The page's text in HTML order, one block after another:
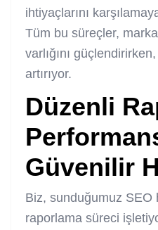
ihtiyaçlarını
Tüm bu süreçler,
varlığını
artırıyor.
Düzenli
Güvenilir
Biz, sunduğumuz
raporlama süreci